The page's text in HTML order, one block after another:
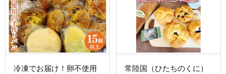
冷凍でお届け！卵不使用
常陸国（ひたちのくに）